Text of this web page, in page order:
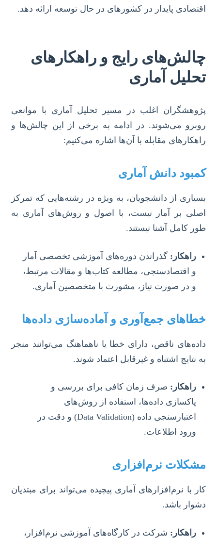
اقتصادی پایدار در کشورهای در حال توسعه ارائه دهد.
چالش‌های رایج و راهکارهای
تحلیل آماری
پژوهشگران اغلب در مسیر تحلیل آماری با موانعی
روبرو می‌شوند. در ادامه به برخی از این چالش‌ها و
راهکارهای مقابله با آن‌ها اشاره می‌کنیم:
کمبود دانش آماری
بسیاری از دانشجویان، به ویژه در رشته‌هایی که تمرکز
اصلی بر آمار نیست، با اصول و روش‌های آماری به
طور کامل آشنا نیستند.
راهکار: گذراندن دوره‌های آموزشی تخصصی آمار
و اقتصادسنجی، مطالعه کتاب‌ها و مقالات مرتبط،
و در صورت نیاز، مشورت با متخصصین آماری.
خطاهای جمع‌آوری و آماده‌سازی داده‌ها
داده‌های ناقص، دارای خطا یا ناهماهنگ می‌توانند منجر
به نتایج اشتباه و غیرقابل اعتماد شوند.
راهکار: صرف زمان کافی برای بررسی و
پاکسازی داده‌ها، استفاده از روش‌های
اعتبارسنجی داده (Data Validation) و دقت در
ورود اطلاعات.
مشکلات نرم‌افزاری
کار با نرم‌افزارهای آماری پیچیده می‌تواند برای مبتدیان
دشوار باشد.
راهکار: شرکت در کارگاه‌های آموزشی نرم‌افزار،